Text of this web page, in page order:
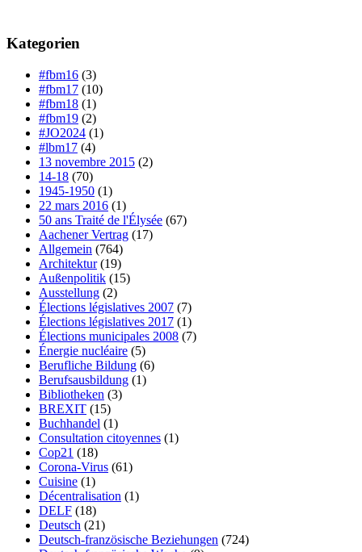
Kategorien
#fbm16 (3)
#fbm17 (10)
#fbm18 (1)
#fbm19 (2)
#JO2024 (1)
#lbm17 (4)
13 novembre 2015 (2)
14-18 (70)
1945-1950 (1)
22 mars 2016 (1)
50 ans Traité de l'Élysée (67)
Aachener Vertrag (17)
Allgemein (764)
Architektur(19)
Außenpolitik (15)
Ausstellung (2)
Élections législatives 2007 (7)
Élections législatives 2017 (1)
Élections municipales 2008 (7)
Énergie nucléaire (5)
Berufliche Bildung (6)
Berufsausbildung (1)
Bibliotheken (3)
BREXIT (15)
Buchhandel (1)
Consultation citoyennes (1)
Cop21 (18)
Corona-Virus (61)
Cuisine (1)
Décentralisation (1)
DELF (18)
Deutsch (21)
Deutsch-französische Beziehungen (724)